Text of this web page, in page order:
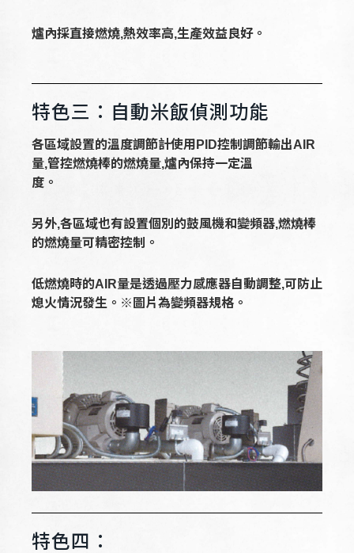
爐內採直接燃燒,熱效率高,生產效益良好。
特色三：自動米飯偵測功能
各區域設置的溫度調節計使用PID控制調節輸出AIR
量,管控燃燒棒的燃燒量,爐內保持一定溫
度。
另外,各區域也有設置個別的鼓風機和變頻器,燃燒棒
的燃燒量可精密控制。
低燃燒時的AIR量是透過壓力感應器自動調整,可防止
熄火情況發生。※圖片為變頻器規格。
特色四：